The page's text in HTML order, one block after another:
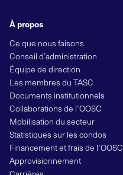
À propos
Ce que nous faisons
Conseil d’administration
Équipe de direction
Les membres du TASC
Documents institutionnels
Collaborations de l’OOSC
Mobilisation du secteur
Statistiques sur les condos
Financement et frais de l’OOSC
Approvisionnement